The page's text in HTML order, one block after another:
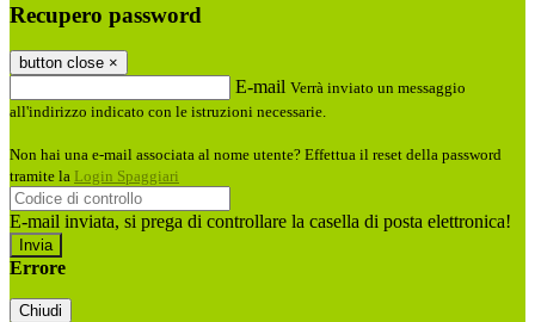
Recupero password
button close ×
E-mail Verrà inviato un messaggio
all'indirizzo indicato con le istruzioni necessarie.
Non hai una e-mail associata al nome utente? Effettua il reset della password
tramite la Login Spaggiari
E-mail inviata, si prega di controllare la casella di posta elettronica!
Errore
Chiudi